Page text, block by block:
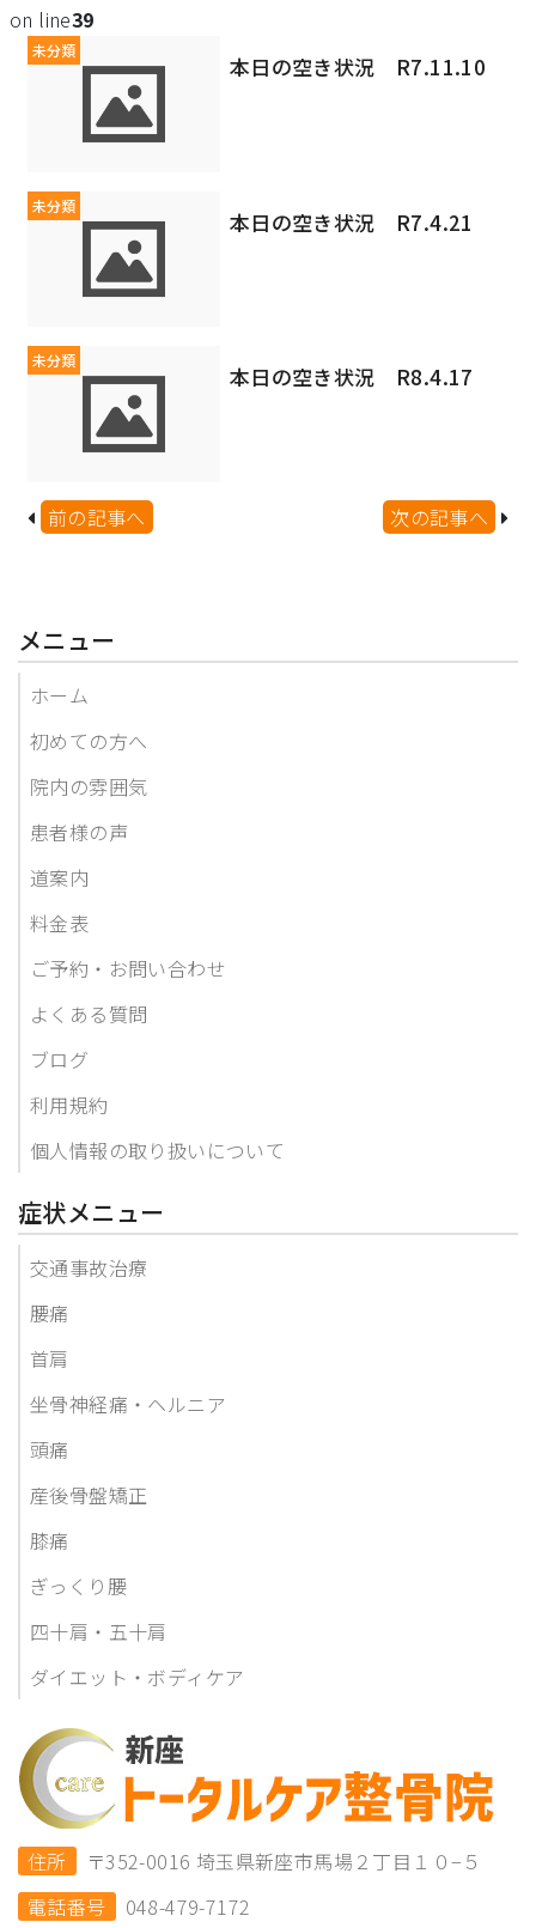
on line39
未分類
本日の空き状況 R7.11.10
未分類
本日の空き状況 R7.4.21
未分類
本日の空き状況 R8.4.17
前の記事へ 次の記事へ
メニュー
ホーム
初めての方へ
院内の雰囲気
患者様の声
道案内
料金表
ご予約・お問い合わせ
よくある質問
ブログ
利用規約
個人情報の取り扱いについて
症状メニュー
交通事故治療
腰痛
首肩
坐骨神経痛・ヘルニア
頭痛
産後骨盤矯正
膝痛
ぎっくり腰
四十肩・五十肩
ダイエット・ボディケア
住所
〒352-0016 埼玉県新座市馬場２丁目１０−５
電話番号
048-479-7172